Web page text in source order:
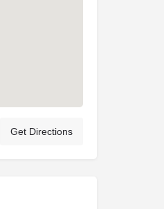
Get Directions